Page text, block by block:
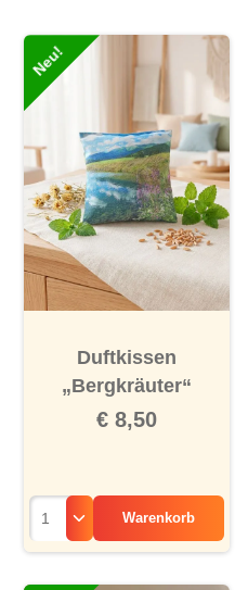
Neu!
Duftkissen
„Bergkräuter“
€ 8,50
Warenkorb